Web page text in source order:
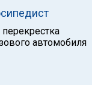
автомобиля